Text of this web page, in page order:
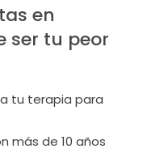
en
ser tu peor
tu terapia para
más de 10 años